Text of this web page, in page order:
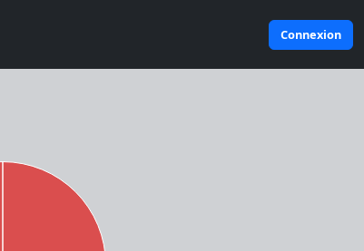
Connexion